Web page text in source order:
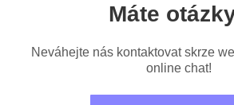
Máte
Neváhejte nás kontaktovat skrze
online chat!